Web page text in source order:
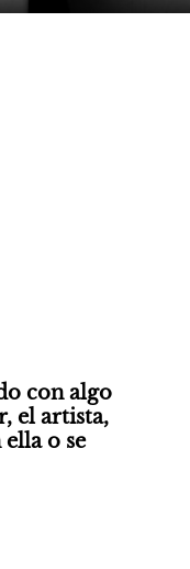
con algo
el artista,
o se